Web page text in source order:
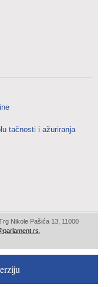
tačnosti i ažuriranja
Nikole Pašića 13, 11000